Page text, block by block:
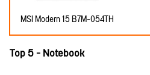
MSI Modern 15 B7M-054TH
Top 5 - Notebook